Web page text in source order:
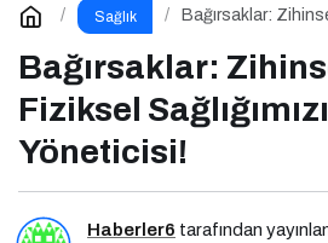
Sağlık
Bağırsaklar:
Bağırsaklar:
Fiziksel
Yöneticisi!
Haberler6 tarafından